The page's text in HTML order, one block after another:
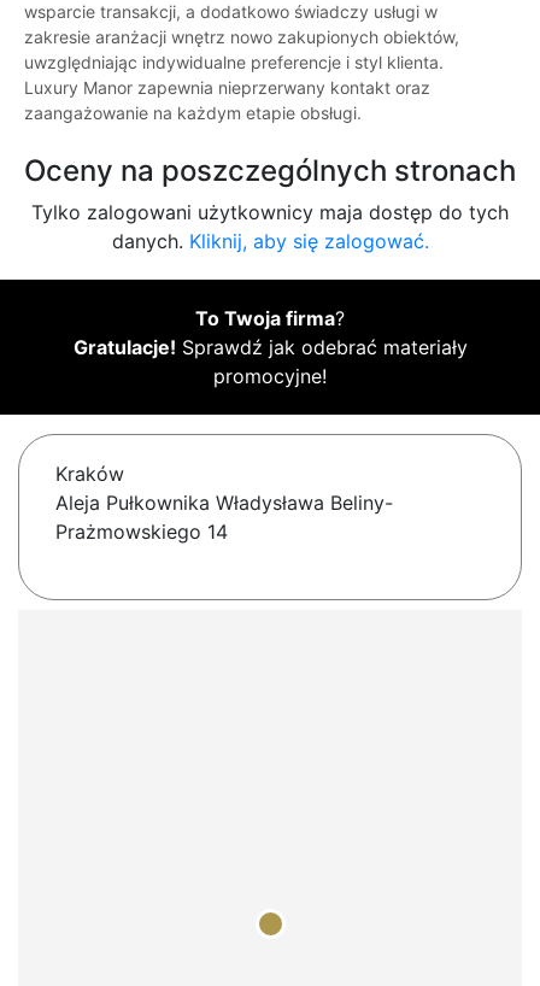
wsparcie transakcji, a dodatkowo świadczy usługi w
zakresie aranżacji wnętrz nowo zakupionych obiektów,
uwzględniając indywidualne preferencje i styl klienta.
Luxury Manor zapewnia nieprzerwany kontakt oraz
zaangażowanie na każdym etapie obsługi.
Oceny na poszczególnych stronach
Tylko zalogowani użytkownicy maja dostęp do tych
danych. Kliknij, aby się zalogować.
To Twoja firma?
Gratulacje! Sprawdź jak odebrać materiały
promocyjne!
Kraków
Aleja Pułkownika Władysława Beliny-
Prażmowskiego 14